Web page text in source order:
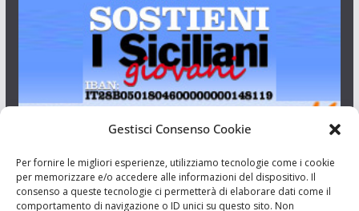
Gestisci Consenso Cookie
Per fornire le migliori esperienze, utilizziamo tecnologie come i cookie
per memorizzare e/o accedere alle informazioni del dispositivo. Il
consenso a queste tecnologie ci permetterà di elaborare dati come il
comportamento di navigazione o ID unici su questo sito. Non
Aut. del tribunale di Catania n.23/2011 del 20/09/2011 Dir.